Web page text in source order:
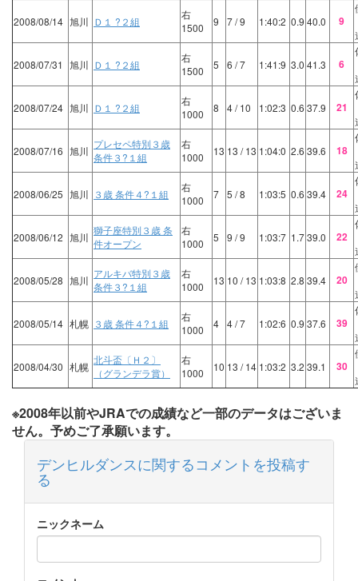
2008/08/14 旭川 Ｄ１ ?２組
右
1500
9 7/ 9 1:40:2 0.9 40.0 9
2008/07/31 旭川 Ｄ１ ?２組
右
1500
5 6 / 7 1:41:9 3.0 41.3 6
2008/07/24 旭川 Ｄ１ ?２組
右
1000
8 4/ 10 1:02:3 0.6 37.9 21
2008/07/16 旭川
プレセペ特別３歳
条件３?１組
右
1000
13 13 / 13 1:04:0 2.6 39.6 18
2008/06/25 旭川 ３歳 条件４?１組
右
1000
7 5 / 8 1:03:5 0.6 39.4 24
2008/06/12 旭川
獅子座特別３歳 条
件オープン
右
1000
5 9 / 9 1:03:7 1.739.0 22
2008/05/28 旭川
アルキバ特別３歳
条件３?１組
右
1000
13 10 / 13 1:03:8 2.8 39.4 20
2008/05/14 札幌 ３歳 条件４?１組
右
1000
4 4/ 7 1:02:6 0.9 37.6 39
2008/04/30 札幌
北斗盃〔Ｈ２〕
（グランデラ賞）
右
1000
10 13 / 14 1:03:2 3.2 39.1 30
※2008年以前やJRAでの成績など一部のデータはございま
せん。予めご了承願います。
デンヒルダンスに関するコメントを投稿す
る
ニックネーム